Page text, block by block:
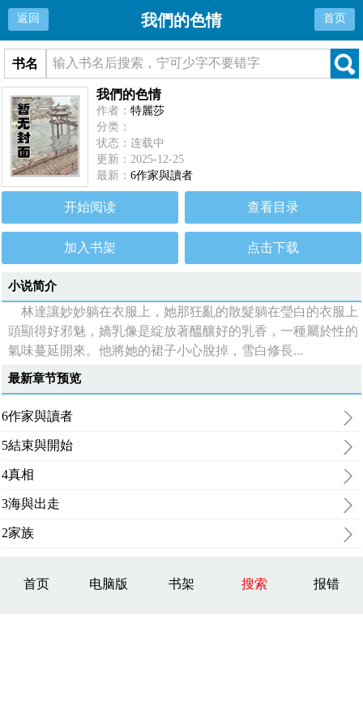
返回 我們的色情 首页
书名
我們的色情
作者：特麗莎
分类：
状态：连载中
更新：2025-12-25
最新：6作家與讀者
开始阅读 查看目录
加入书架 点击下载
小说简介
林達讓妙妙躺在衣服上，她那狂亂的散髮躺在瑩白的衣服上
頭顯得好邪魅，嬌乳像是綻放著醞釀好的乳香，一種屬於性的
氣味蔓延開來。他將她的裙子小心脫掉，雪白修長...
最新章节预览
6作家與讀者
5結束與開始
4真相
3海與出走
2家族
首页 电脑版 书架 搜索 报错